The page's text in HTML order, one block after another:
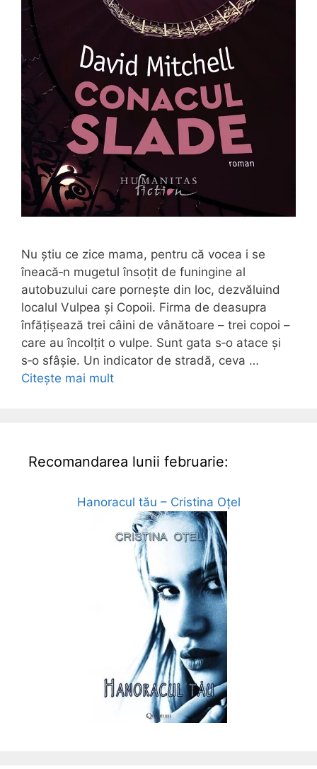
Nu știu ce zice mama, pentru că vocea i se
îneacă‑n mugetul însoțit de funingine al
autobuzului care pornește din loc, dezvăluind
localul Vulpea și Copoii. Firma de deasupra
înfățișează trei câini de vânătoare – trei copoi –
care au încolțit o vulpe. Sunt gata s‑o atace și
s‑o sfâșie. Un indicator de stradă, ceva …
Citește mai mult
Recomandarea lunii februarie:
Hanoracul tău – Cristina Oțel